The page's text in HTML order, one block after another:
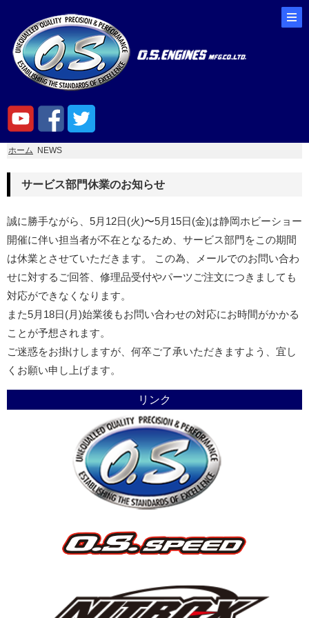
ホーム NEWS
サービス部門休業のお知らせ
誠に勝手ながら、5月12日(火)〜5月15日(金)は静岡ホビーショー
開催に伴い担当者が不在となるため、サービス部門をこの期間
は休業とさせていただきます。 この為、メールでのお問い合わ
せに対するご回答、修理品受付やパーツご注文につきましても
対応ができなくなります。
また5月18日(月)始業後もお問い合わせの対応にお時間がかかる
ことが予想されます。
ご迷惑をお掛けしますが、何卒ご了承いただきますよう、宜し
くお願い申し上げます。
リンク